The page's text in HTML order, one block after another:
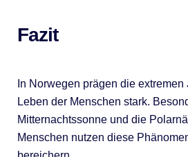
Fazit
In Norwegen prägen die
Leben der Menschen stark.
Mitternachtssonne und die
Menschen nutzen diese